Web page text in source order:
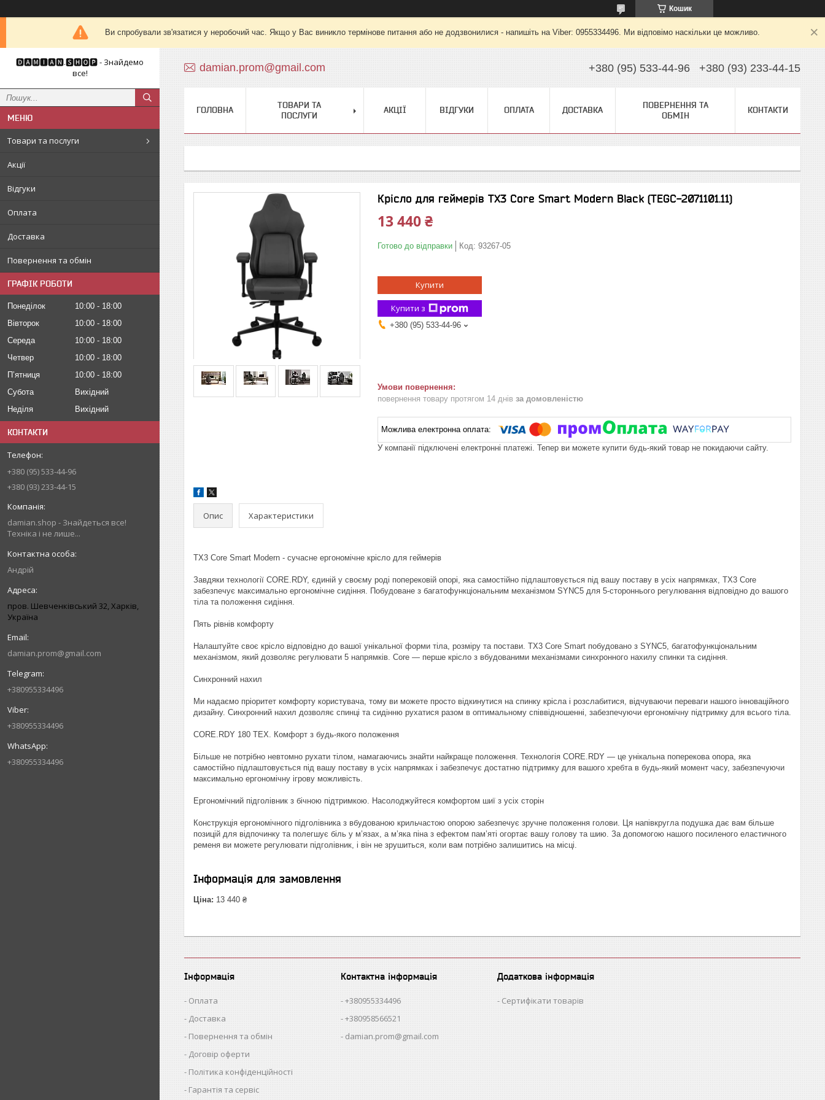
Кошик
Ви спробували зв'язатися у неробочий час. Якщо у Вас виникло термінове питання або не додзвонилися - напишіть на Viber: 0955334496. Ми відповімо наскільки це можливо.
🅳🅰🅼🅸🅰🅽.🆂🅷🅾🅿 - Знайдемо
все!
Товари та послуги
Акції
Відгуки
Оплата
Доставка
Повернення та обмін
ГРАФІК РОБОТИ
Понеділок 10:00
18:00
Вівторок
10:00
18:00
Середа
10:00
18:00
Четвер
10:00
18:00
Пʼятниця
10:00
18:00
Субота
Вихідний
Неділя
Вихідний
КОНТАКТИ
+380 (95) 533-44-96
+380 (93) 233-44-15
damian.shop - Знайдеться все!
Техніка і не лише...
Андрій
пров. Шевченківський 32, Харків,
Україна
damian.prom@gmail.com
+380955334496
+380955334496
+380955334496
damian.prom@gmail.com +380 (95) 533-44-96 +380 (93) 233-44-15
ГОЛОВНА
ТОВАРИ ТА
ПОСЛУГИ
АКЦІЇ ВІДГУКИ ОПЛАТА ДОСТАВКА
ПОВЕРНЕННЯ ТА
ОБМІН
КОНТАКТИ
Крісло для геймерів TX3 Core Smart Modern Black (TEGC-2071101.11)
13 440 ₴
Готово до відправки Код: 93267-05
Купити
Купити з
+380 (95) 533-44-96
повернення товару протягом 14 днів за домовленістю
У компанії підключені електронні платежі. Тепер ви можете купити будь-який товар не покидаючи сайту.
Опис Характеристики
TX3 Core Smart Modern - сучасне ергономічне крісло для геймерів
Завдяки технології CORE.RDY, єдиній у своєму роді поперековій опорі, яка самостійно підлаштовується під вашу поставу в усіх напрямках, TX3 Core
забезпечує максимально ергономічне сидіння. Побудоване з багатофункціональним механізмом SYNC5 для 5-стороннього регулювання відповідно до вашого
тіла та положення сидіння.
Пять рівнів комфорту
Налаштуйте своє крісло відповідно до вашої унікальної форми тіла, розміру та постави. TX3 Core Smart побудовано з SYNC5, багатофункціональним
механізмом, який дозволяє регулювати 5 напрямків. Core — перше крісло з вбудованими механізмами синхронного нахилу спинки та сидіння.
Синхронний нахил
Ми надаємо пріоритет комфорту користувача, тому ви можете просто відкинутися на спинку крісла і розслабитися, відчуваючи переваги нашого інноваційного
дизайну. Синхронний нахил дозволяє спинці та сидінню рухатися разом в оптимальному співвідношенні, забезпечуючи ергономічну підтримку для всього тіла.
CORE.RDY 180 ТЕХ. Комфорт з будь-якого положення
Більше не потрібно невтомно рухати тілом, намагаючись знайти найкраще положення. Технологія CORE.RDY — це унікальна поперекова опора, яка
самостійно підлаштовується під вашу поставу в усіх напрямках і забезпечує достатню підтримку для вашого хребта в будь-який момент часу, забезпечуючи
максимально ергономічну ігрову можливість.
Ергономічний підголівник з бічною підтримкою. Насолоджуйтеся комфортом шиї з усіх сторін
Конструкція ергономічного підголівника з вбудованою крильчастою опорою забезпечує зручне положення голови. Ця напівкругла подушка дає вам більше
позицій для відпочинку та полегшує біль у м’язах, а м’яка піна з ефектом пам’яті огортає вашу голову та шию. За допомогою нашого посиленого еластичного
ременя ви можете регулювати підголівник, і він не зрушиться, коли вам потрібно залишитись на місці.
Інформація для замовлення
Ціна: 13 440 ₴
Інформація
Оплата
Доставка
Повернення та обмін
Договір оферти
Політика конфіденційності
Гарантія та сервіс
Контактна інформація
+380955334496
+380958566521
damian.prom@gmail.com
Додаткова інформація
Сертифікати товарів